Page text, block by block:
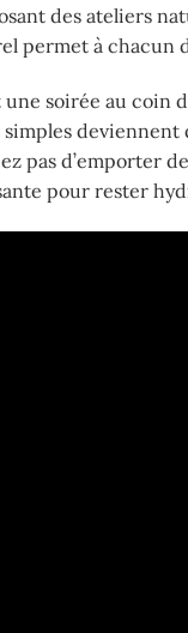
des ateliers
permet à
soirée au coin
pas d’emporter
pour rester